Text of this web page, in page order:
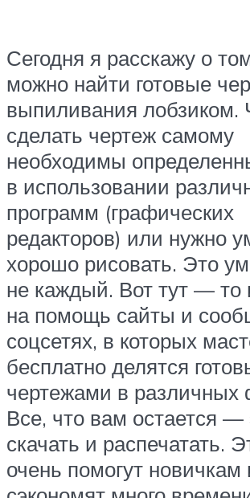
Сегодня я расскажу о
можно найти готовые
выпиливания лобзиком.
сделать чертеж самому
необходимы
в использовании
программ (графических
редакторов) или нужно
хорошо рисовать. Это
не каждый. Вот тут — то
на помощь сайты и
соцсетях, в которых
бесплатно делятся
чертежами в различных
Все, что вам остается —
скачать и распечатать.
очень помогут новичкам